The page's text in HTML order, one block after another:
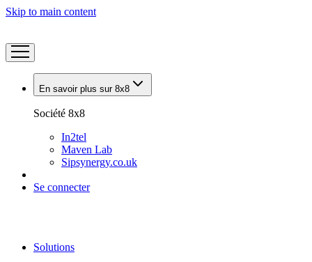
Skip to main content
En savoir plus sur 8x8
Société 8x8
In2tel
Maven Lab
Sipsynergy.co.uk
Se connecter
Solutions